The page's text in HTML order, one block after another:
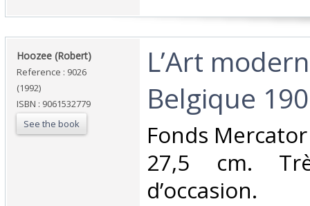
‎Hoozee (Robert)‎
Reference : 9026
(1992)
ISBN : 9061532779
See the book
‎L’Art
Belgique
‎Fonds
27,5 cm.
d’occasion.‎